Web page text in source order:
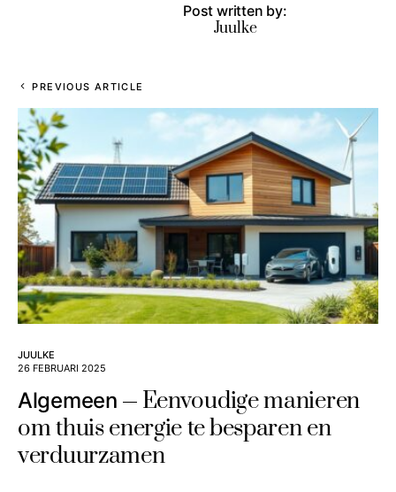
Post written by:
Juulke
PREVIOUS ARTICLE
JUULKE
26 FEBRUARI 2025
Algemeen
Eenvoudige manieren
om thuis energie te besparen en
verduurzamen